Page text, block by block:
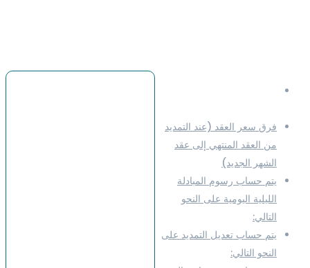
فرق سعر العقد (عند التمديد
من العقد المنتهي إلى عقد
الشهر الجديد)
يتم حساب رسوم المبادلة
الليلية اليومية على النحو
التالي:
يتم حساب تعديل التمديد على
النحو التالي: